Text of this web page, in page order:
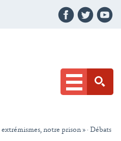
extrémismes, notre prison » · Débats